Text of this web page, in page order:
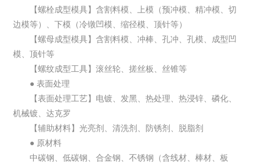
【螺栓成型模具】含割料模、上模（预冲模、精冲模、切
边模等）、下模（冷镦凹模、缩径模、顶针等）
【螺母成型模具】含割料模、冲棒、孔冲、孔模、成型凹
模、顶针等
【螺纹成型工具】滚丝轮、搓丝板、丝锥等
● 表面处理
【表面处理工艺】电镀、发黑、热处理、热浸锌、磷化、
机械镀、达克罗
【辅助材料】光亮剂、清洗剂、防锈剂、脱脂剂
● 原材料
中碳钢、低碳钢、合金钢、不锈钢（含线材、棒材、板